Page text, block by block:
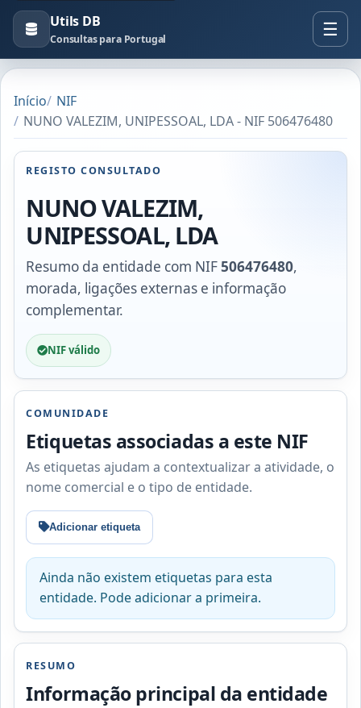
Utils DB
Consultas para Portugal
Início
NIF
NUNO VALEZIM, UNIPESSOAL, LDA - NIF 506476480
REGISTO CONSULTADO
NUNO VALEZIM,
UNIPESSOAL, LDA
Resumo da entidade com NIF506476480,
morada, ligações externas e informação
complementar.
NIF válido
COMUNIDADE
Etiquetas associadas a este NIF
As etiquetas ajudam a contextualizar a atividade, o
nome comercial e o tipo de entidade.
Adicionar etiqueta
Ainda não existem etiquetas para esta
entidade. Pode adicionar a primeira.
RESUMO
Informação principal da entidade